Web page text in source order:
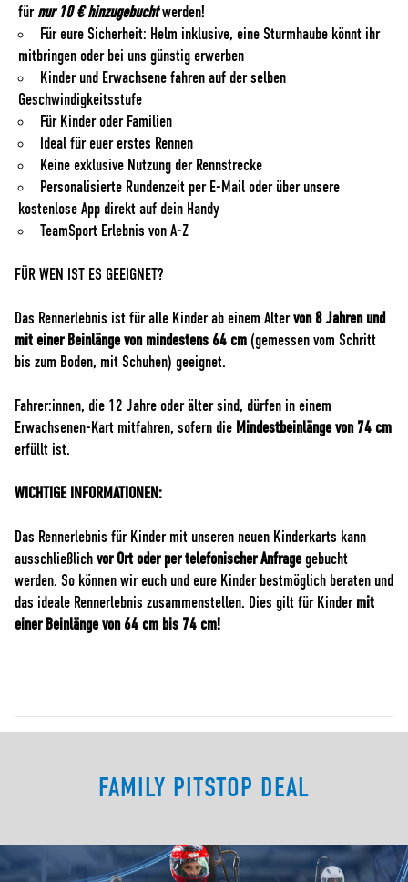
für nur 10 € hinzugebuchtwerden!
Für eure Sicherheit: Helm inklusive, eine Sturmhaube könnt ihr
mitbringen oder bei uns günstig erwerben
Kinder und Erwachsene fahren auf der selben
Geschwindigkeitsstufe
Für Kinder oder Familien
Ideal für euer erstes Rennen
Keine exklusive Nutzung der Rennstrecke
Personalisierte Rundenzeit per E-Mail oder über unsere
kostenlose App direkt auf dein Handy
TeamSport Erlebnis von A-Z
FÜR WEN IST ES GEEIGNET?
Das Rennerlebnis ist für alle Kinder ab einem Altervon 8 Jahren und
mit einer Beinlänge von mindestens 64 cm (gemessen vom Schritt
bis zum Boden, mit Schuhen) geeignet.
Fahrer:innen, die 12 Jahre oder älter sind, dürfen in einem
Erwachsenen-Kart mitfahren, sofern die Mindestbeinlänge von 74 cm
erfüllt ist.
WICHTIGE INFORMATIONEN:
Das Rennerlebnis für Kinder mit unseren neuen Kinderkarts kann
ausschließlich vor Ort oder per telefonischer Anfragegebucht
werden. So können wir euch und eure Kinder bestmöglich beraten und
das ideale Rennerlebnis zusammenstellen. Dies gilt für Kinder mit
einer Beinlänge von 64 cm bis 74 cm!
FAMILY PITSTOP DEAL